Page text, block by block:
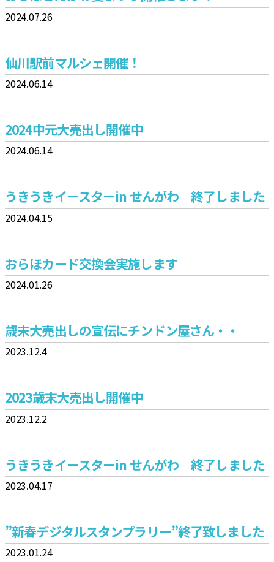
2024.07.26
仙川駅前マルシェ開催！
2024.06.14
2024中元大売出し開催中
2024.06.14
うきうきイースターin せんがわ 終了しました
2024.04.15
おらほカード交換会実施します
2024.01.26
歳末大売出しの宣伝にチンドン屋さん・・
2023.12.4
2023歳末大売出し開催中
2023.12.2
うきうきイースターin せんがわ 終了しました
2023.04.17
”新春デジタルスタンプラリー”終了致しました
2023.01.24